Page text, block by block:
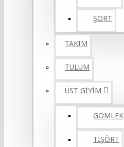
ŞORT
TAKIM
TULUM
ÜST GİYİM
GÖMLEK
TİŞÖRT